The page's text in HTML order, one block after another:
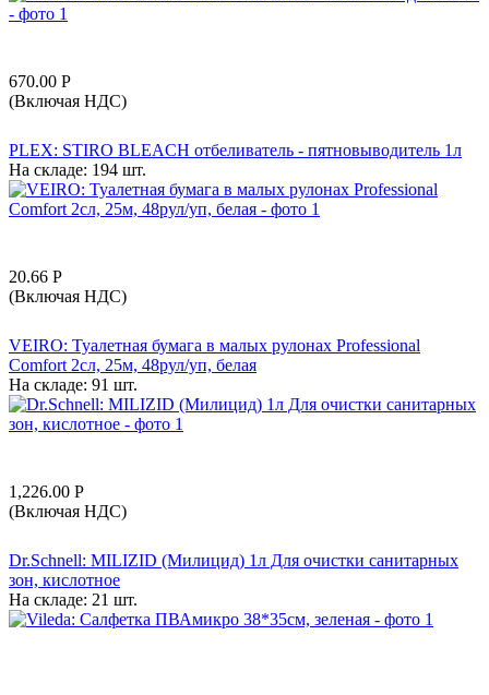
670.00 Р
(Включая НДС)
PLEX: STIRO BLEACH отбеливатель - пятновыводитель 1л
На складе: 194 шт.
20.66 Р
(Включая НДС)
VEIRO: Туалетная бумага в малых рулонах Professional
Comfort 2сл, 25м, 48рул/уп, белая
На складе: 91 шт.
1,226.00 Р
(Включая НДС)
Dr.Schnell: MILIZID (Милицид) 1л Для очистки санитарных
зон, кислотное
На складе: 21 шт.